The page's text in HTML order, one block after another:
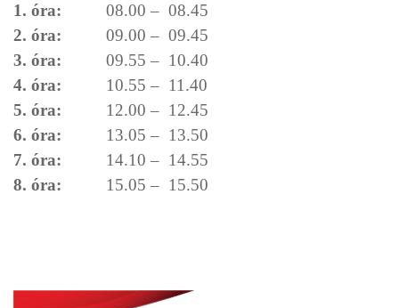
1. óra:
08.00 – 08.45
2. óra: 09.00 – 09.45
3. óra: 09.55 – 10.40
4. óra: 10.55 – 11.40
5. óra: 12.00 – 12.45
6. óra: 13.05 – 13.50
7. óra: 14.10 – 14.55
8. óra: 15.05 – 15.50